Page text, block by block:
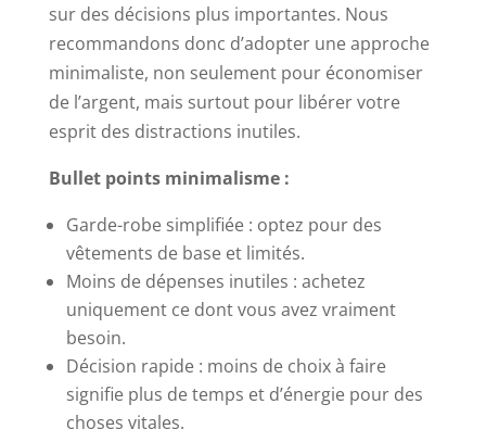
sur des décisions plus importantes. Nous
recommandons donc d’adopter une approche
minimaliste, non seulement pour économiser
de l’argent, mais surtout pour libérer votre
esprit des distractions inutiles.
Bullet points minimalisme :
Garde-robe simplifiée : optez pour des
vêtements de base et limités.
Moins de dépenses inutiles : achetez
uniquement ce dont vous avez vraiment
besoin.
Décision rapide : moins de choix à faire
signifie plus de temps et d’énergie pour des
choses vitales.